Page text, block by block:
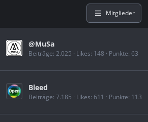
Mitglieder
@MuSa
Beiträge 2.025 Likes 148 Punkte 63
Bleed
Beiträge 7.185 Likes 611 Punkte 113